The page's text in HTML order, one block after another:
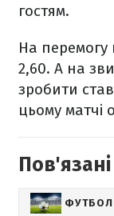
гостям.
На перемогу
2,60. А на
зробити
цьому матчі
ФУТБОЛ